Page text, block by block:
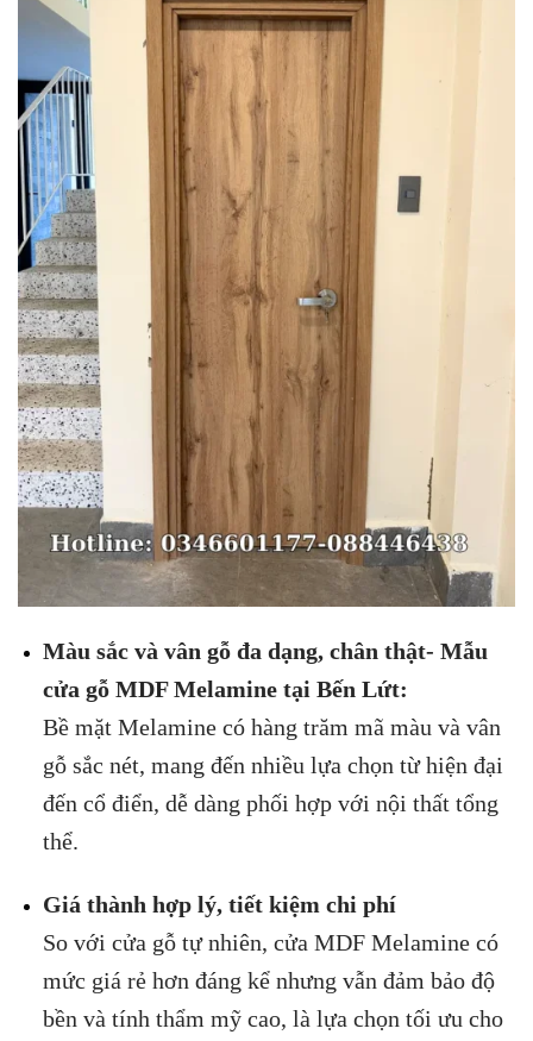
Màu sắc và vân gỗ đa dạng, chân thật- Mẫu
cửa gỗ MDF Melamine tại Bến Lứt:
Bề mặt Melamine có hàng trăm mã màu và vân
gỗ sắc nét, mang đến nhiều lựa chọn từ hiện đại
đến cổ điển, dễ dàng phối hợp với nội thất tổng
thể.
Giá thành hợp lý, tiết kiệm chi phí
So với cửa gỗ tự nhiên, cửa MDF Melamine có
mức giá rẻ hơn đáng kể nhưng vẫn đảm bảo độ
bền và tính thẩm mỹ cao, là lựa chọn tối ưu cho